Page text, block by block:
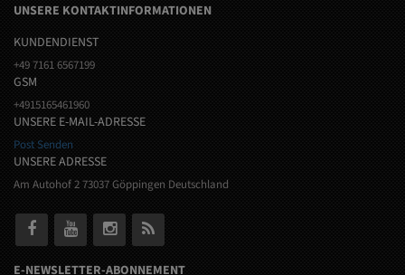
UNSERE KONTAKTINFORMATIONEN
KUNDENDIENST
+49 7161 6567199
GSM
+4915165461960
UNSERE E-MAIL-ADRESSE
Post Senden
UNSERE ADRESSE
Am Autohof 2 73037 Göppingen Deutschland
E-NEWSLETTER-ABONNEMENT